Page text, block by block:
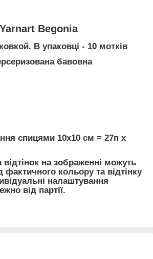
Yarnart Begonia
В упаковці - 10 мотків
бавовна
спицями 10х10 см = 27п х
на зображенні можуть
фактичного кольору та відтінку
налаштування
від партії.